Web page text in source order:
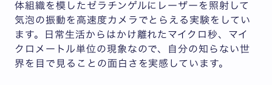
体組織を模したゼラチンゲルにレーザーを照射して
気泡の振動を高速度カメラでとらえる実験をしてい
ます。日常生活からはかけ離れたマイクロ秒、マイ
クロメートル単位の現象なので、自分の知らない世
界を目で見ることの面白さを実感しています。